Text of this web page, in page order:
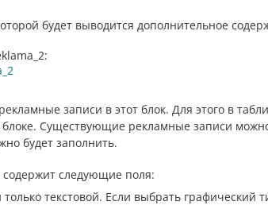
будет выводится дополнительное
записи в этот блок. Для этого в
Существующие рекламные записи
будет заполнить.
следующие поля:
текстовой. Если выбрать